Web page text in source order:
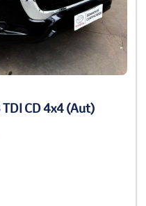
CD 4x4 (Aut)